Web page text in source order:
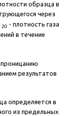
образца в
через
20 - плотность газа
в течение
результатов
определяется в
из предельных